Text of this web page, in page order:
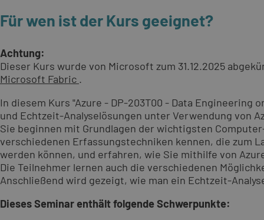
Für wen ist der Kurs geeignet?
Achtung:
Dieser Kurs wurde von Microsoft zum 31.12.2025
Microsoft Fabric .
In diesem Kurs "Azure - DP-203T00 - Data
und Echtzeit-Analyselösungen unter Verwendung von
Sie beginnen mit Grundlagen der wichtigsten
verschiedenen Erfassungstechniken kennen, die zum
werden können, und erfahren, wie Sie mithilfe von
Die Teilnehmer lernen auch die verschiedenen
Anschließend wird gezeigt, wie man ein Echtzeit-
Dieses Seminar enthält folgende Schwerpunkte: